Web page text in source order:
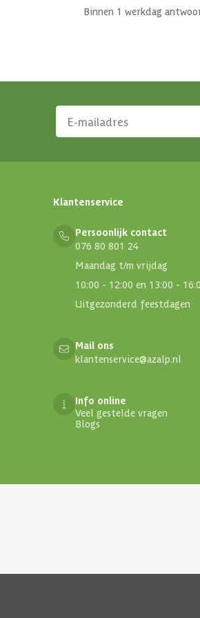
Binnen 1 werkdag
Klantenservice
Persoonlijk contact
076 80 801 24
Maandag t/m vrijdag
10:00 - 12:00 en 13:00 -
Uitgezonderd feestdagen
Mail ons
klantenservice@azalp.nl
Info online
Veel gestelde vragen
Blogs